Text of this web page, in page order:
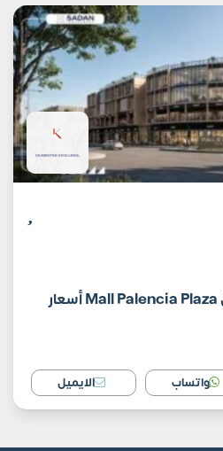
مول بالنسيا بلازا الشروق Mall Palencia Plaza أسعار
واتساب الايميل